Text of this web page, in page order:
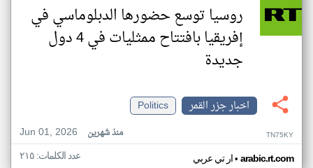
روسيا توسع حضورها الدبلوماسي في
إفريقيا بافتتاح ممثليات في 4 دول
جديدة
اخبار جزر القمر
Politics
Jun 01, 2026
منذ شهرين TN75KY
ار تي عربي• arabic.rt.com عدد الكلمات: ٢١٥